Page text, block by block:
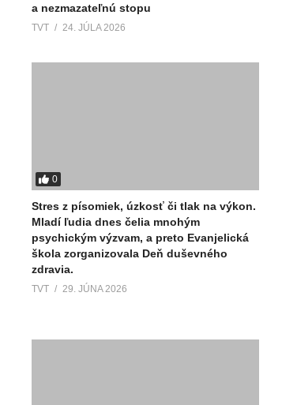
a nezmazateľnú stopu
TVT 24. JÚLA 2026
0
Stres z písomiek, úzkosť či tlak na výkon.
Mladí ľudia dnes čelia mnohým
psychickým výzvam, a preto Evanjelická
škola zorganizovala Deň duševného
zdravia.
TVT 29. JÚNA 2026